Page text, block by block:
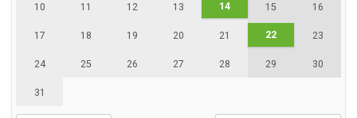
10 11 12 13 14 15 16
17 18 19 20 21 22 23
24 25 26 27 28 29 30
31